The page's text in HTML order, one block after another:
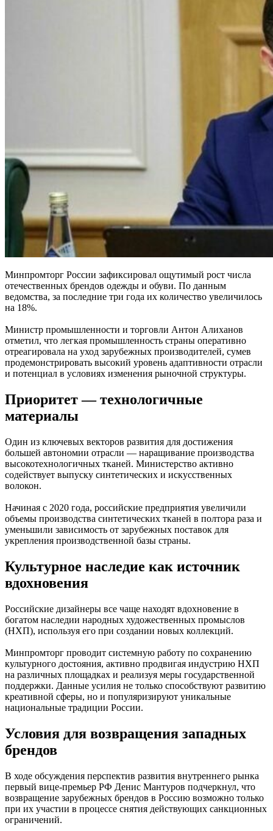
Минпромторг России зафиксировал ощутимый рост числа
отечественных брендов одежды и обуви. По данным
ведомства, за последние три года их количество увеличилось
на 18%.
Министр промышленности и торговли Антон Алиханов
отметил, что легкая промышленность страны оперативно
отреагировала на уход зарубежных производителей, сумев
продемонстрировать высокий уровень адаптивности отрасли
и потенциал в условиях изменения рыночной структуры.
Приоритет — технологичные
материалы
Один из ключевых векторов развития для достижения
большей автономии отрасли — наращивание производства
высокотехнологичных тканей. Министерство активно
содействует выпуску синтетических и искусственных
волокон.
Начиная с 2020 года, российские предприятия увеличили
объемы производства синтетических тканей в полтора раза и
уменьшили зависимость от зарубежных поставок для
укрепления производственной базы страны.
Культурное наследие как источник
вдохновения
Российские дизайнеры все чаще находят вдохновение в
богатом наследии народных художественных промыслов
(НХП), используя его при создании новых коллекций.
Минпромторг проводит системную работу по сохранению
культурного достояния, активно продвигая индустрию НХП
на различных площадках и реализуя меры государственной
поддержки. Данные усилия не только способствуют развитию
креативной сферы, но и популяризируют уникальные
национальные традиции России.
Условия для возвращения западных
брендов
В ходе обсуждения перспектив развития внутреннего рынка
первый вице-премьер РФ Денис Мантуров подчеркнул, что
возвращение зарубежных брендов в Россию возможно только
при их участии в процессе снятия действующих санкционных
ограничений.